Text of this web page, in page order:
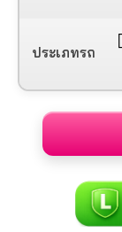
ประเภทรถ